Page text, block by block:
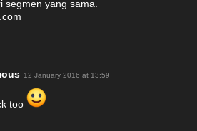
segmen yang sama.
12 January 2016 at 13:59
too